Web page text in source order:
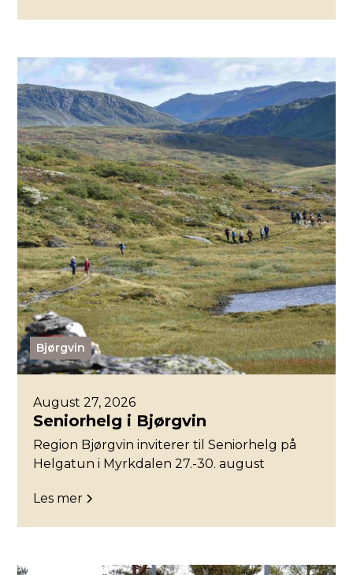
Bjørgvin
August 27, 2026
Seniorhelg i Bjørgvin
Region Bjørgvin inviterer til Seniorhelg på
Helgatun i Myrkdalen 27.-30. august
Les mer